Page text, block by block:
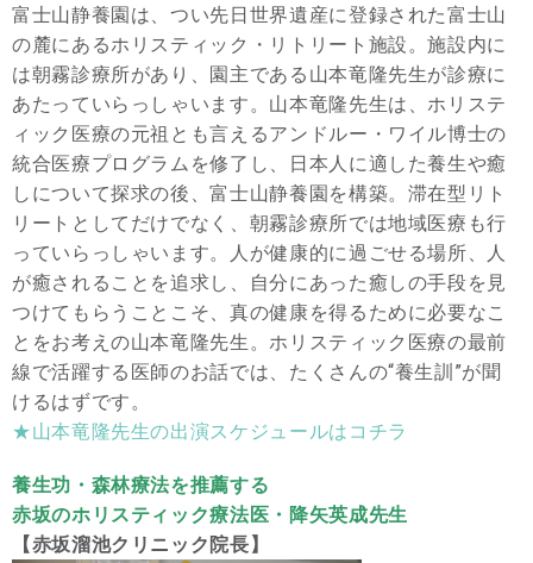
富士山静養園は、つい先日世界遺産に登録された富士山
の麓にあるホリスティック・リトリート施設。施設内に
は朝霧診療所があり、園主である山本竜隆先生が診療に
あたっていらっしゃいます。山本竜隆先生は、ホリステ
ィック医療の元祖とも言えるアンドルー・ワイル博士の
統合医療プログラムを修了し、日本人に適した養生や癒
しについて探求の後、富士山静養園を構築。滞在型リト
リートとしてだけでなく、朝霧診療所では地域医療も行
っていらっしゃいます。人が健康的に過ごせる場所、人
が癒されることを追求し、自分にあった癒しの手段を見
つけてもらうことこそ、真の健康を得るために必要なこ
とをお考えの山本竜隆先生。ホリスティック医療の最前
線で活躍する医師のお話では、たくさんの“養生訓”が聞
けるはずです。
★山本竜隆先生の出演スケジュールはコチラ
養生功・森林療法を推薦する
赤坂のホリスティック療法医・降矢英成先生
【赤坂溜池クリニック院長】